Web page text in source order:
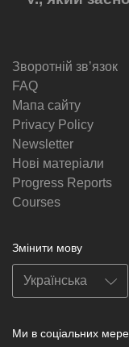
Зворотній звʼязок
FAQ
Мапа сайту
Privacy Policy
Newsletter
Нові матеріали
Progress Reports
Courses
Змінити мову
Ми в соціальних